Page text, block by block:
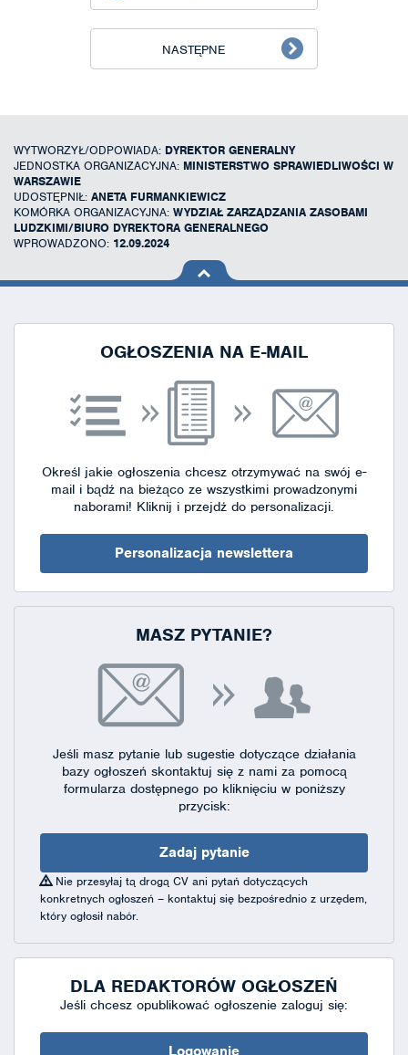
NASTĘPNE
WYTWORZYŁ/ODPOWIADA: DYREKTOR GENERALNY
JEDNOSTKA ORGANIZACYJNA: MINISTERSTWO SPRAWIEDLIWOŚCI W
WARSZAWIE
UDOSTĘPNIŁ: ANETA FURMANKIEWICZ
KOMÓRKA ORGANIZACYJNA: WYDZIAŁ ZARZĄDZANIA ZASOBAMI
LUDZKIMI/BIURO DYREKTORA GENERALNEGO
WPROWADZONO: 12.09.2024
na górę
OGŁOSZENIA NA E-MAIL
Określ jakie ogłoszenia chcesz otrzymywać na swój e-
mail i bądź na bieżąco ze wszystkimi prowadzonymi
naborami! Kliknij i przejdź do personalizacji.
Personalizacja newslettera
MASZ PYTANIE?
Jeśli masz pytanie lub sugestie dotyczące działania
bazy ogłoszeń skontaktuj się z nami za pomocą
formularza dostępnegopo kliknięciu w poniższy
przycisk:
Zadaj pytanie
Nie przesyłaj tą drogą CV ani pytań dotyczących
konkretnych ogłoszeń – kontaktuj się bezpośrednio z urzędem,
który ogłosił nabór.
DLA REDAKTORÓW OGŁOSZEŃ
Jeśli chcesz opublikować ogłoszenie zaloguj się:
Logowanie